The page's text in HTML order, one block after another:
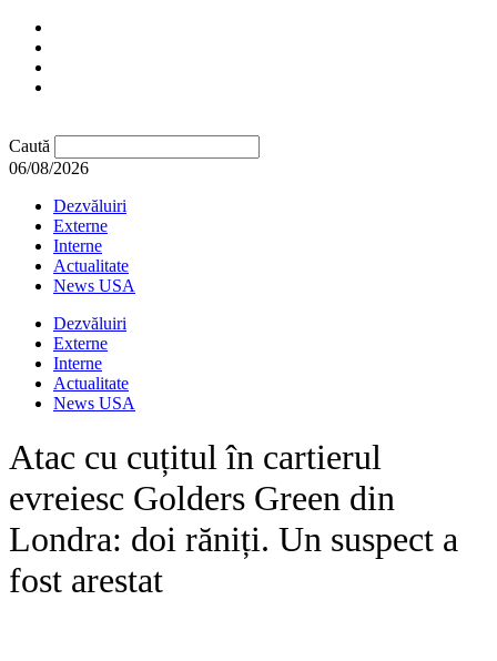
Caută
06/08/2026
Dezvăluiri
Externe
Interne
Actualitate
News USA
Dezvăluiri
Externe
Interne
Actualitate
News USA
Atac cu cuțitul în cartierul
evreiesc Golders Green din
Londra: doi răniți. Un suspect a
fost arestat